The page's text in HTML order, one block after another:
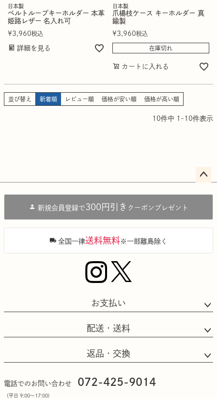
日本製
ベルトループキーホルダー 本革
姫路レザー 名入れ可
¥3,960税込
詳細を見る
日本製
爪楊枝ケース キーホルダー 真
鍮製
¥3,960税込
在庫切れ
カートに入れる
並び替え 新着順 レビュー順 価格が安い順 価格が高い順
10件中 1 - 10件表示
へ
新規会員登録で300円引き クーポンプレゼント
全国一律送料無料※一部離島除く
お支払い
配送・送料
返品・交換
電話でのお問い合わせ 072-425-9014
（平日 9:00〜17:00)